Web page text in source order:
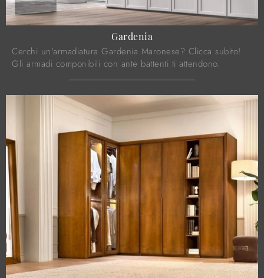
Gardenia
Cerchi un'armadiatura Gardenia Maronese? Clicca subito!
Gli armadi componibili con ante battenti ti attendono.